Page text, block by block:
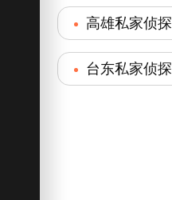
高雄私家侦探
台东私家侦探